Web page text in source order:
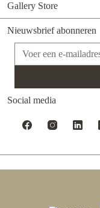
Gallery Store
Nieuwsbrief abonneren
E-mailadres*
Social media